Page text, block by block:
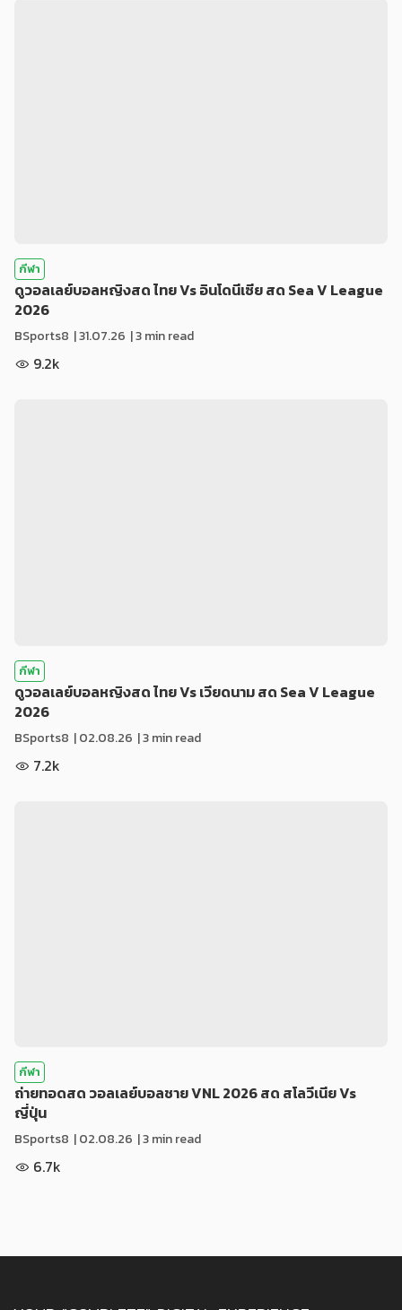
กีฬา
ดูวอลเลย์บอลหญิงสด ไทย Vs อินโดนีเซีย สด Sea V League
2026
BSports8 |31.07.26 | 3 min read
9.2k
กีฬา
ดูวอลเลย์บอลหญิงสด ไทย Vs เวียดนาม สด Sea V League
2026
BSports8 |02.08.26 | 3 min read
7.2k
กีฬา
ถ่ายทอดสด วอลเลย์บอลชาย VNL 2026 สด สโลวีเนีย Vs
ญี่ปุ่น
BSports8 |02.08.26 | 3 min read
6.7k